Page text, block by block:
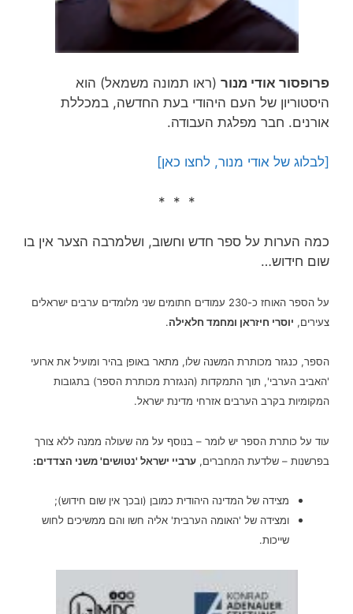
פרופסור אודי מנור (ראו תמונה משמאל) הוא
היסטוריון של העם היהודי בעת החדשה, במכללת
אורנים. חבר מפלגת העבודה.
[לבלוג של אודי מנור, לחצו כאן]
* * *
כמה הערות על ספר חדש וחשוב, ושלמרבה הצער אין בו
שום חידוש…
על הספר האוחז כ-230 עמודים חתומים שני מלומדים ערבים ישראלים
צעירים, יוסרי חיזראן ומחמד חלאילה.
הספר, כנגזר מכותרת המשנה שלו, מתאר באופן בהיר ומועיל את ארועי
'האביב הערבי', תוך התמקדות (הנגזרת מכותרת הספר) בתגובות
המקומיות בקרב הערבים אזרחי מדינת ישראל.
עוד על כותרת הספר יש לומר – בנוסף על מה שעולה ממנה ללא צורך
בפרשנות – שלדעת המחברים, ערביי ישראל 'נטושים' משני הצדדים:
מצידה של המדינה היהודית כמובן (ובכך אין שום חידוש);
ומצידה של 'האומה הערבית' אליה חשו והם ממשיכים לחוש
שייכות.